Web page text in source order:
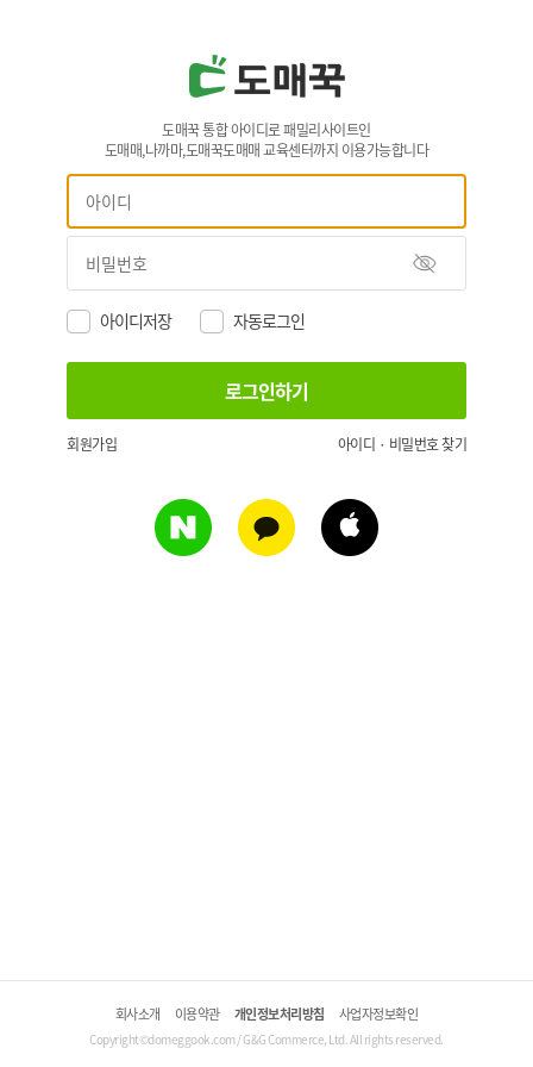
도매꾹 통합 아이디로 패밀리사이트인
도매매,나까마,도매꾹도매매 교육센터까지 이용가능합니다
아이디저장 자동로그인
회원가입 아이디 · 비밀번호 찾기
회사소개 이용약관 개인정보처리방침 사업자정보확인
Copyright©domeggook.com / G&G Commerce, Ltd. All rights reserved.